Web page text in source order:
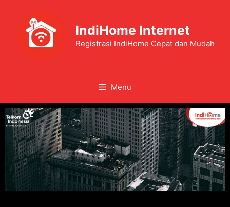
IndiHome Internet
Registrasi IndiHome Cepat dan Mudah
Menu